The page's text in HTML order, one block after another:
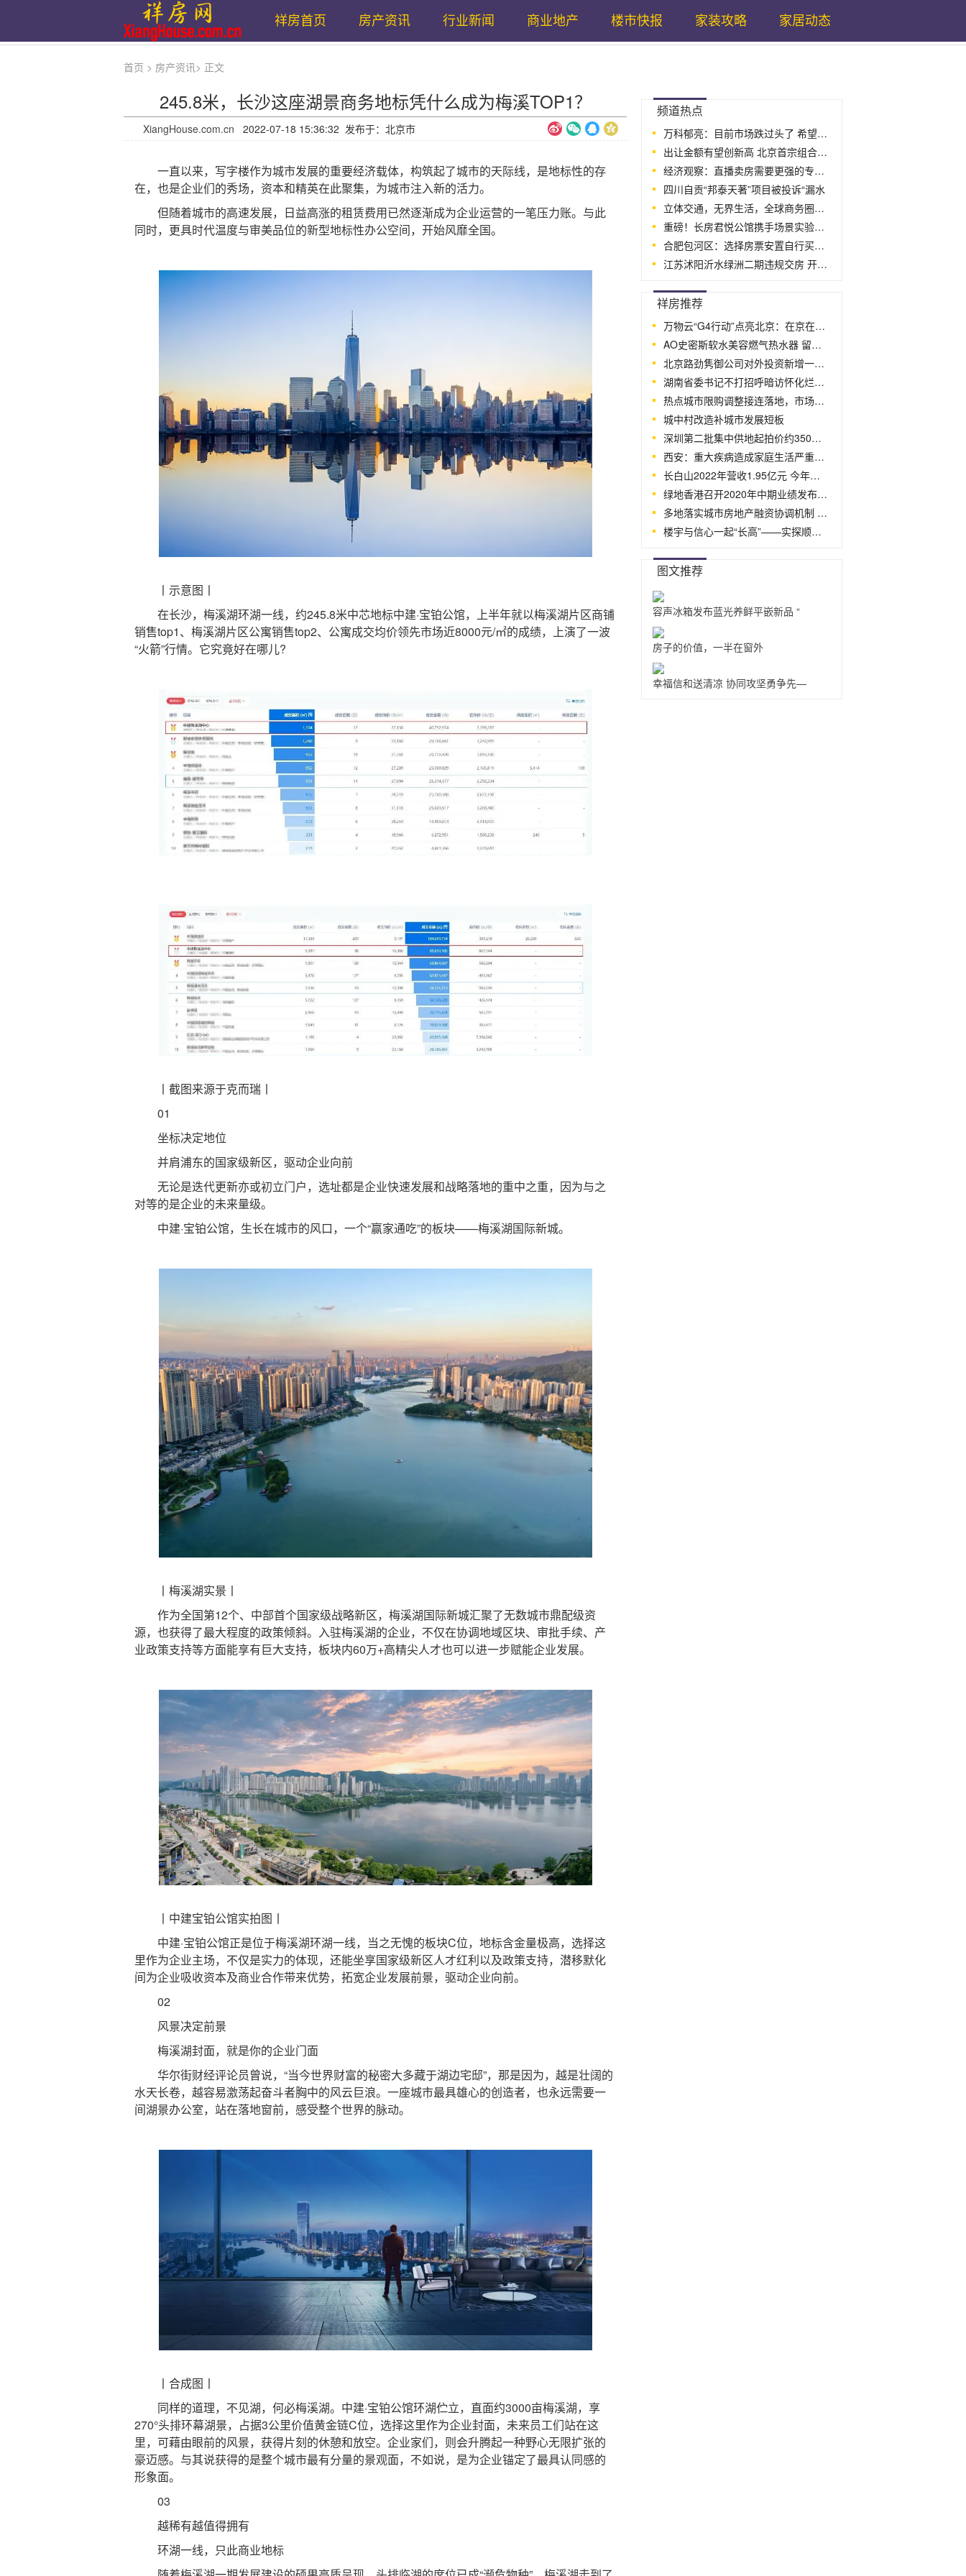
祥房首页 房产资讯 行业新闻 商业地产 楼市快报 家装攻略 家居动态
首页 > 房产资讯> 正文
245.8米，长沙这座湖景商务地标凭什么成为梅溪TOP1？
XiangHouse.com.cn 2022-07-18 15:36:32 发布于：北京市
一直以来，写字楼作为城市发展的重要经济载体，构筑起了城市的天际线，是地标性的存
在，也是企业们的秀场，资本和精英在此聚集，为城市注入新的活力。
但随着城市的高速发展，日益高涨的租赁费用已然逐渐成为企业运营的一笔压力账。与此
同时，更具时代温度与审美品位的新型地标性办公空间，开始风靡全国。
丨示意图丨
在长沙，梅溪湖环湖一线，约245.8米中芯地标中建·宝铂公馆，上半年就以梅溪湖片区商铺
销售top1、梅溪湖片区公寓销售top2、公寓成交均价领先市场近8000元/㎡的成绩，上演了一波
“火箭”行情。它究竟好在哪儿?
丨截图来源于克而瑞丨
01
坐标决定地位
并肩浦东的国家级新区，驱动企业向前
无论是迭代更新亦或初立门户，选址都是企业快速发展和战略落地的重中之重，因为与之
对等的是企业的未来量级。
中建·宝铂公馆，生长在城市的风口，一个“赢家通吃”的板块——梅溪湖国际新城。
丨梅溪湖实景丨
作为全国第12个、中部首个国家级战略新区，梅溪湖国际新城汇聚了无数城市鼎配级资
源，也获得了最大程度的政策倾斜。入驻梅溪湖的企业，不仅在协调地域区块、审批手续、产
业政策支持等方面能享有巨大支持，板块内60万+高精尖人才也可以进一步赋能企业发展。
丨中建宝铂公馆实拍图丨
中建·宝铂公馆正是位于梅溪湖环湖一线，当之无愧的板块C位，地标含金量极高，选择这
里作为企业主场，不仅是实力的体现，还能坐享国家级新区人才红利以及政策支持，潜移默化
间为企业吸收资本及商业合作带来优势，拓宽企业发展前景，驱动企业向前。
02
风景决定前景
梅溪湖封面，就是你的企业门面
华尔街财经评论员曾说，“当今世界财富的秘密大多藏于湖边宅邸”，那是因为，越是壮阔的
水天长卷，越容易激荡起奋斗者胸中的风云巨浪。一座城市最具雄心的创造者，也永远需要一
间湖景办公室，站在落地窗前，感受整个世界的脉动。
丨合成图丨
同样的道理，不见湖，何必梅溪湖。中建·宝铂公馆环湖伫立，直面约3000亩梅溪湖，享
270°头排环幕湖景，占据3公里价值黄金链C位，选择这里作为企业封面，未来员工们站在这
里，可藉由眼前的风景，获得片刻的休憩和放空。企业家们，则会升腾起一种野心无限扩张的
豪迈感。与其说获得的是整个城市最有分量的景观面，不如说，是为企业锚定了最具认同感的
形象面。
03
越稀有越值得拥有
环湖一线，只此商业地标
频道热点
万科郁亮：目前市场跌过头了 希望已出台
出让金额有望创新高 北京首宗组合地块
经济观察：直播卖房需要更强的专业性和更
四川自贡“邦泰天著”项目被投诉“漏水
立体交通，无界生活，全球商务圈时代已经到
重磅！长房君悦公馆携手场景实验室及言几
合肥包河区：选择房票安置自行买新建商品
江苏沭阳沂水绿洲二期违规交房 开发商
祥房推荐
万物云“G4行动”点亮北京：在京在管住宅
AO史密斯软水美容燃气热水器 留住青春
北京路劲隽御公司对外投资新增一家公司
湖南省委书记不打招呼暗访怀化烂尾十余
热点城市限购调整接连落地，市场反应如何
城中村改造补城市发展短板
深圳第二批集中供地起拍价约350亿元 专
西安：重大疾病造成家庭生活严重困难提取
长白山2022年营收1.95亿元 今年一季度
绿地香港召开2020年中期业绩发布！筑梦领
多地落实城市房地产融资协调机制 南宁
楼宇与信心一起“长高”——实探顺利交
图文推荐
容声冰箱发布蓝光养鲜平嵌新品 “
房子的价值，一半在窗外
幸福信和送清凉 协同攻坚勇争先—